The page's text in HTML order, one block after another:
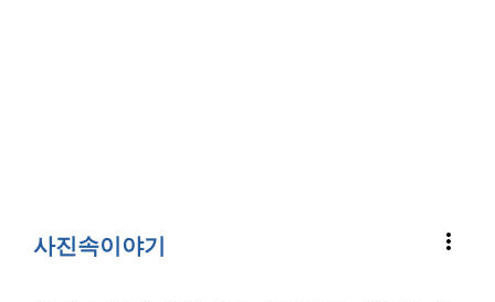
사진속이야기 more_vert